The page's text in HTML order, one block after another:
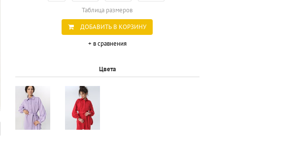
Таблица размеров
ДОБАВИТЬ В КОРЗИНУ
+ в сравнения
Цвета